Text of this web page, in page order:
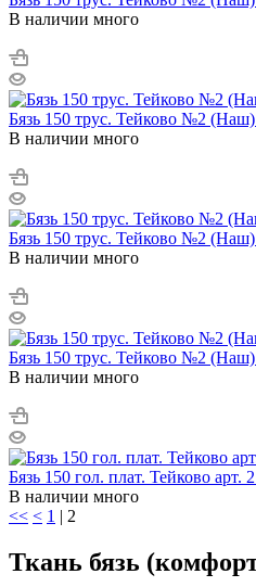
В наличии много
Бязь 150 трус. Тейково №2
В наличии много
Бязь 150 трус. Тейково №2
В наличии много
Бязь 150 трус. Тейково №2
В наличии много
Бязь 150 гол. плат. Тейково
В наличии много
<< < 1 | 2
Ткань бязь